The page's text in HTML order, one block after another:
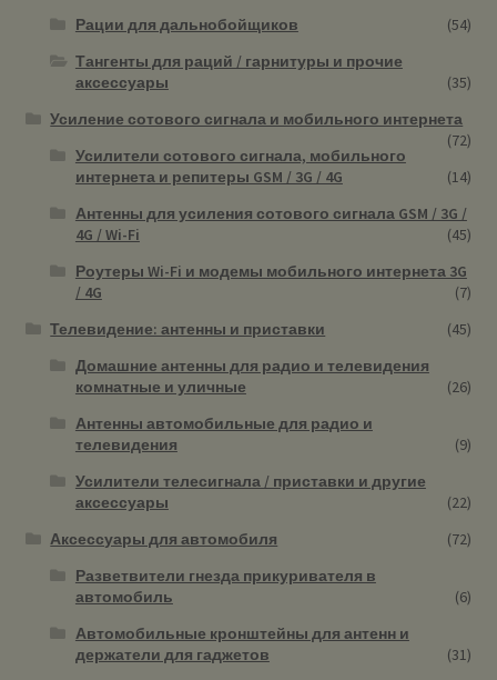
Рации для дальнобойщиков
(54)
Тангенты для раций / гарнитуры и прочие
аксессуары
(35)
Усиление сотового сигнала и мобильного интернета
(72)
Усилители сотового сигнала, мобильного
интернета и репитеры GSM / 3G / 4G
(14)
Антенны для усиления сотового сигнала GSM / 3G /
4G / Wi-Fi
(45)
Роутеры Wi-Fi и модемы мобильного интернета 3G
/ 4G
(7)
Телевидение: антенны и приставки
(45)
Домашние антенны для радио и телевидения
комнатные и уличные
(26)
Антенны автомобильные для радио и
телевидения
(9)
Усилители телесигнала / приставки и другие
аксессуары
(22)
Аксессуары для автомобиля
(72)
Разветвители гнезда прикуривателя в
автомобиль
(6)
Автомобильные кронштейны для антенн и
держатели для гаджетов
(31)